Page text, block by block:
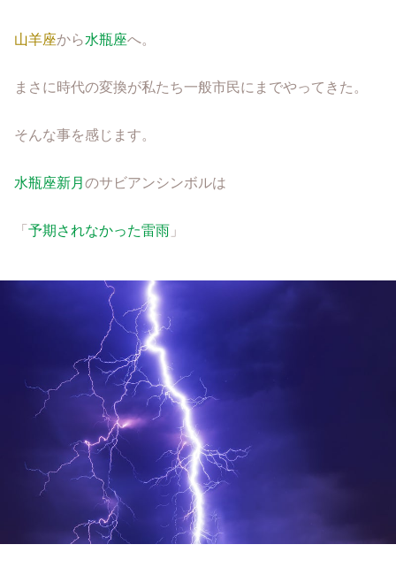
山羊座から水瓶座へ。
まさに時代の変換が私たち一般市民にまでやってきた。
そんな事を感じます。
水瓶座新月 のサビアンシンボルは
「 予期されなかった雷雨 」